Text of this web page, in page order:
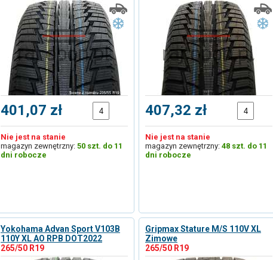
401,07 zł
Nie jest na stanie
magazyn zewnętrzny: 50 szt. do 11
dni robocze
407,32 zł
Nie jest na stanie
magazyn zewnętrzny: 48 szt. do 11
dni robocze
Yokohama Advan Sport V103B
110Y XL AO RPB DOT2022
265/50 R19
Gripmax Stature M/S 110V XL
Zimowe
265/50 R19